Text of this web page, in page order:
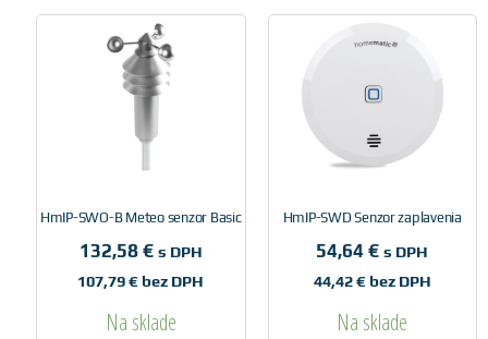
HmIP-SWO-B Meteo senzor Basic
132,58 € s DPH
107,79€ bez DPH
Na sklade
HmIP-SWD Senzor zaplavenia
54,64€ s DPH
44,42€bez DPH
Na sklade